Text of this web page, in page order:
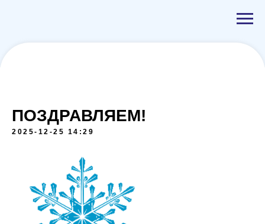
ПОЗДРАВЛЯЕМ!
2025-12-25 14:29